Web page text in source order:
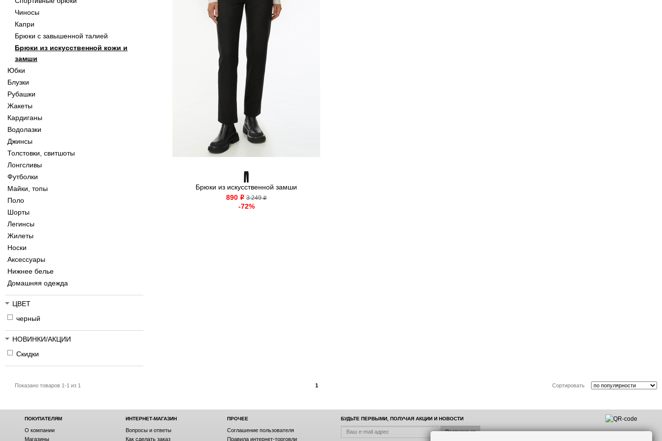
Чиносы
Капри
Брюки с завышенной талией
Брюки из искусственной кожи и
замши
Юбки
Блузки
Рубашки
Жакеты
Кардиганы
Водолазки
Джинсы
Толстовки, свитшоты
Лонгсливы
Футболки
Майки, топы
Поло
Шорты
Легинсы
Жилеты
Носки
Аксессуары
Нижнее белье
Домашняя одежда
ЦВЕТ
черный
НОВИНКИ/АКЦИИ
Скидки
Брюки из искусственной замши
890 o 3 249o
-72%
Показано товаров 1-1 из 1 1 Сортировать
ПОКУПАТЕЛЯМ
О компании
Магазины
ИНТЕРНЕТ-МАГАЗИН
Вопросы и ответы
Как сделать заказ
ПРОЧЕЕ
Соглашение пользователя
Правила интернет-торговли
БУДЬТЕ ПЕРВЫМИ, ПОЛУЧАЯ АКЦИИ И НОВОСТИ